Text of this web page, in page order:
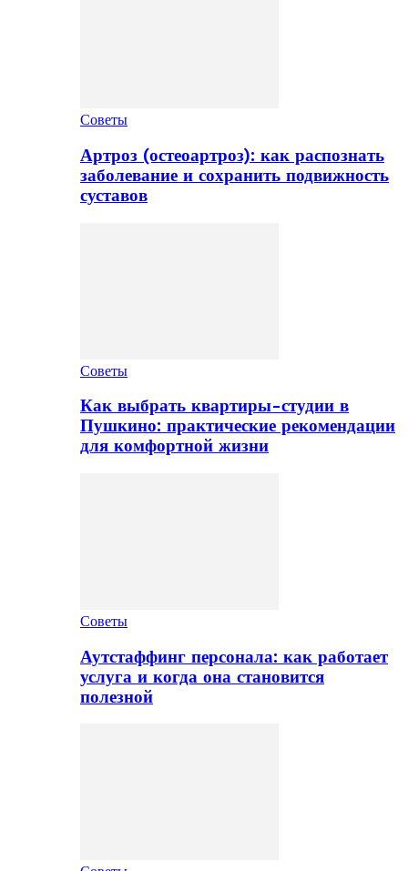
Советы
Артроз (остеоартроз): как распознать
заболевание и сохранить подвижность
суставов
Советы
Как выбрать квартиры-студии в
Пушкино: практические рекомендации
для комфортной жизни
Советы
Аутстаффинг персонала: как работает
услуга и когда она становится
полезной